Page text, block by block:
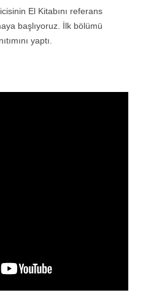
El Kitabını referans
başlıyoruz. İlk bölümü
yaptı.